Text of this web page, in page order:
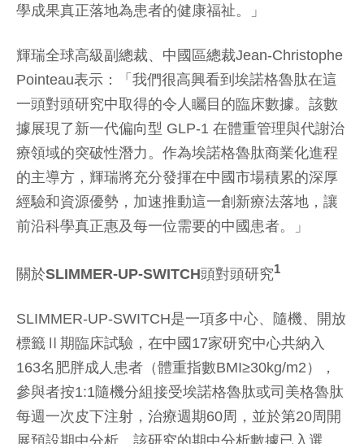
學成果真正落地為患者的健康福祉。」
輝瑞全球高級副總裁、中國區總裁Jean-Christophe
Pointeau表示：「我們很高興看到埃諾格魯肽在這
一頭對頭研究中取得的令人矚目的臨床數據。該數
據展現了新一代偏向型 GLP-1 在體重管理與代謝治
療領域的突破性潛力。作為埃諾格魯肽商業化進程
的主導方，輝瑞將充分發揮在中國市場積累的深厚
經驗和資源優勢，加速推動這一創新療法落地，讓
前沿科學真正惠及每一位需要的中國患者。」
關於SLIMMER-UP-SWITCH頭對頭研究1
SLIMMER-UP-SWITCH是一項多中心、隨機、開放
標籤Ⅱ期臨床試驗，在中國17家研究中心共納入
163名肥胖成人患者（體重指數BMI≥30kg/m2），
參與者按1:1隨機分組接受埃諾格魯肽或司美格魯肽
每週一次皮下注射，治療週期60周，並於第20周開
展預設期中分析。該研究的期中分析數據已入選